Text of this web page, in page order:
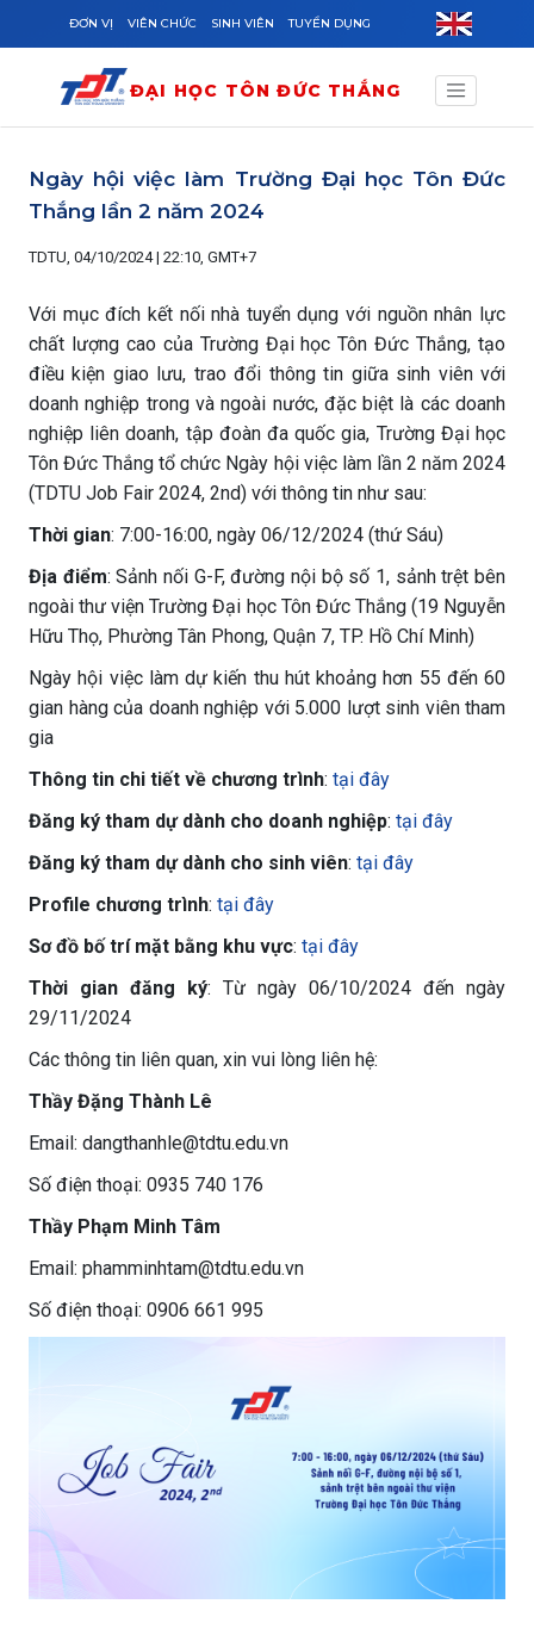
Skip to main content
ĐƠN VỊ VIÊN CHỨC SINH VIÊN TUYỂN DỤNG
ĐẠI HỌC TÔN ĐỨC THẮNG
Ngày hội việc làm Trường Đại học Tôn Đức
Thắng lần 2 năm 2024
TDTU, 04/10/2024 | 22:10, GMT+7
Với mục đích kết nối nhà tuyển dụng với nguồn nhân lực
chất lượng cao của Trường Đại học Tôn Đức Thắng, tạo
điều kiện giao lưu, trao đổi thông tin giữa sinh viên với
doanh nghiệp trong và ngoài nước, đặc biệt là các doanh
nghiệp liên doanh, tập đoàn đa quốc gia, Trường Đại học
Tôn Đức Thắng tổ chức Ngày hội việc làm lần 2 năm 2024
(TDTU Job Fair 2024, 2nd) với thông tin như sau:
Thời gian: 7:00-16:00, ngày 06/12/2024 (thứ Sáu)
Địa điểm: Sảnh nối G-F, đường nội bộ số 1, sảnh trệt bên
ngoài thư viện Trường Đại học Tôn Đức Thắng (19 Nguyễn
Hữu Thọ, Phường Tân Phong, Quận 7, TP. Hồ Chí Minh)
Ngày hội việc làm dự kiến thu hút khoảng hơn 55 đến 60
gian hàng của doanh nghiệp với 5.000 lượt sinh viên tham
gia
Thông tin chi tiết về chương trình: tại đây
Đăng ký tham dự dành cho doanh nghiệp: tại đây
Đăng ký tham dự dành cho sinh viên: tại đây
Profile chương trình: tại đây
Sơ đồ bố trí mặt bằng khu vực: tại đây
Thời gian đăng ký: Từ ngày 06/10/2024 đến ngày
29/11/2024
Các thông tin liên quan, xin vui lòng liên hệ:
Thầy Đặng Thành Lê
Email: dangthanhle@tdtu.edu.vn
Số điện thoại: 0935 740 176
Thầy Phạm Minh Tâm
Email: phamminhtam@tdtu.edu.vn
Số điện thoại: 0906 661 995